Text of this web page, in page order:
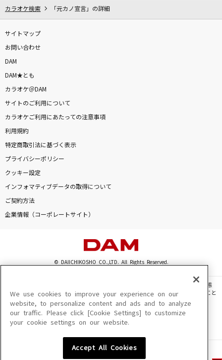
カラオケ検索 「元カノ宣言」の詳細
サイトマップ
お問い合わせ
DAM
DAM★とも
カラオケ＠DAM
サイトのご利用について
カラオケご利用にあたっての注意事項
利用規約
特定商取引法に基づく表示
プライバシーポリシー
クッキー設定
インフォマティブデータの取得について
ご契約方法
企業情報（コーポレートサイト）
© DAIICHIKOSHO CO.,LTD. All Rights Reserved.
このサイトに掲載されている一切の文章・画像・写真・動画・音声等を、手段や形態
を問わず、著作権法の定める範囲を超えて無断で複製、転載、ファイル化などすること
を禁じます。
楽曲及びコンテンツは、機種によりご利用いただけない場合があります。
楽曲及びコンテンツの配信日、配信内容が変更になる場合があります。
We use cookies to improve your experience on our
website, to personalize content and ads and to analyze
our traffic. Please click [Cookie Settings] to customize
your cookie settings on our website.
Accept All Cookies